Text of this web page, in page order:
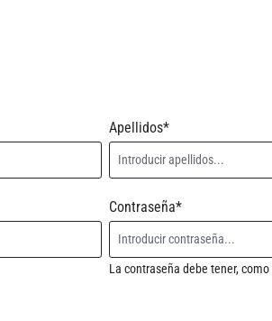
Apellidos*
Contraseña*
La contraseña debe tener,